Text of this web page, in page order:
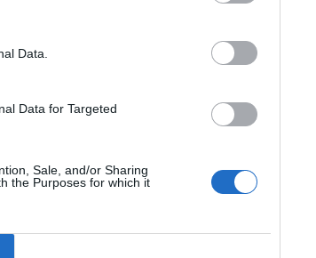
Data.
Data for Targeted
Sale, and/or Sharing
the Purposes for which it
harjoitusottelut
että Kanada
pelatun